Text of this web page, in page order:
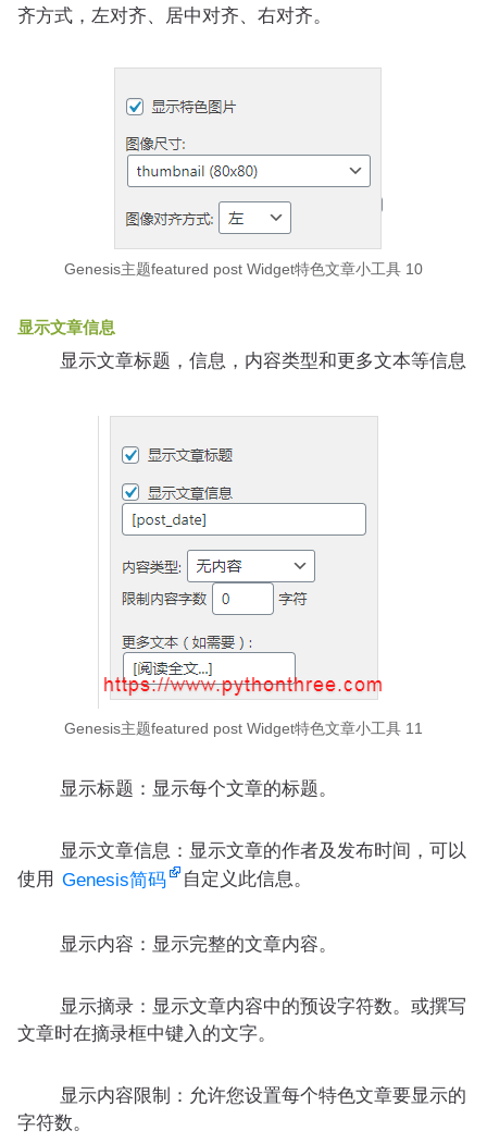
齐方式，左对齐、居中对齐、右对齐。
Genesis主题featured post Widget特色文章小工具 10
显示文章信息
显示文章标题，信息，内容类型和更多文本等信息
Genesis主题featured post Widget特色文章小工具 11
显示标题：显示每个文章的标题。
显示文章信息：显示文章的作者及发布时间，可以
使用 Genesis简码 自定义此信息。
显示内容：显示完整的文章内容。
显示摘录：显示文章内容中的预设字符数。或撰写
文章时在摘录框中键入的文字。
显示内容限制：允许您设置每个特色文章要显示的
字符数。